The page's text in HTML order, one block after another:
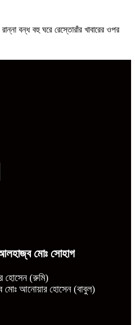
বন্ধ বহু ঘরে রেস্তোরাঁর খাবারের ওপর
মোঃ সোহাগ
হোসেন (রুমি)
মোঃ আনোয়ার হোসেন (বাবুল)